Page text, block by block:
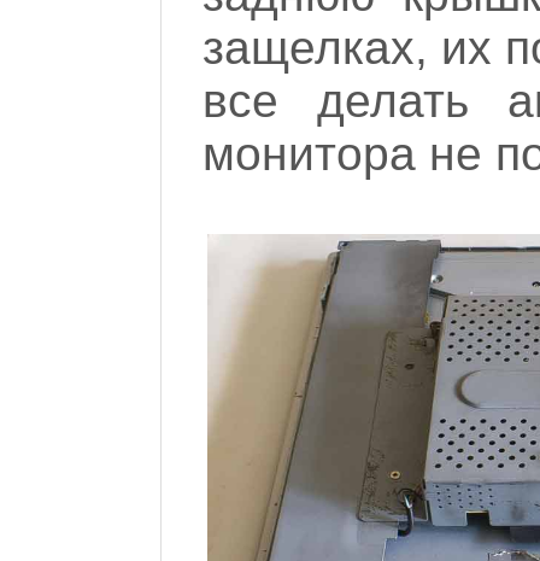
защелках, их
все делать
монитора не